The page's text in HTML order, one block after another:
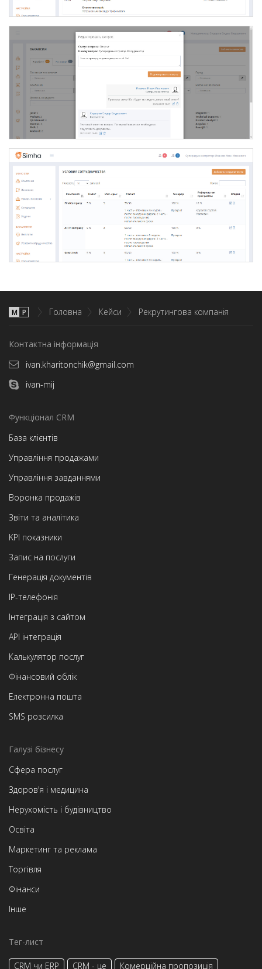
М P Головна Кейси Рекрутингова компанія
Контактна інформація
ivan.kharitonchik@gmail.com
ivan-mij
Функціонал CRM
База клієнтів
Управління продажами
Управління завданнями
Воронка продажів
Звіти та аналітика
KPI показники
Запис на послуги
Генерація документів
IP-телефонія
Інтеграція з сайтом
API інтеграція
Калькулятор послуг
Фінансовий облік
Електронна пошта
SMS розсилка
Галузі бізнесу
Сфера послуг
Здоров'я і медицина
Нерухомість і будівництво
Освіта
Маркетинг та реклама
Торгівля
Фінанси
Інше
Тег-лист
CRM чи ERP CRM - це Комерційна пропозиція